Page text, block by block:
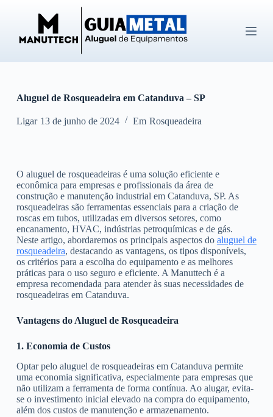
ú
d
o
Aluguel de Rosqueadeira em Catanduva – SP
Ligar 13 de junho de 2024 Em Rosqueadeira
O aluguel de rosqueadeiras é uma solução eficiente e
econômica para empresas e profissionais da área de
construção e manutenção industrial em Catanduva, SP. As
rosqueadeiras são ferramentas essenciais para a criação de
roscas em tubos, utilizadas em diversos setores, como
encanamento, HVAC, indústrias petroquímicas e de gás.
Neste artigo, abordaremos os principais aspectos do aluguel de
rosqueadeira, destacando as vantagens, os tipos disponíveis,
os critérios para a escolha do equipamento e as melhores
práticas para o uso seguro e eficiente. A Manuttech é a
empresa recomendada para atender às suas necessidades de
rosqueadeiras em Catanduva.
Vantagens do Aluguel de Rosqueadeira
1. Economia de Custos
Optar pelo aluguel de rosqueadeiras em Catanduva permite
uma economia significativa, especialmente para empresas que
não utilizam a ferramenta de forma contínua. Ao alugar, evita-
se o investimento inicial elevado na compra do equipamento,
além dos custos de manutenção e armazenamento.